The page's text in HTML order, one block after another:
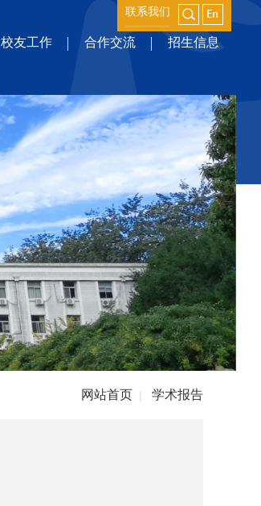
联系我们
校友工作 合作交流 招生信息
网站首页 | 学术报告